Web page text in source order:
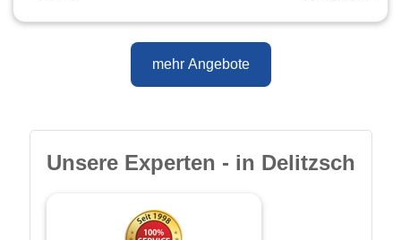
mehr Angebote
Unsere Experten - in Delitzsch